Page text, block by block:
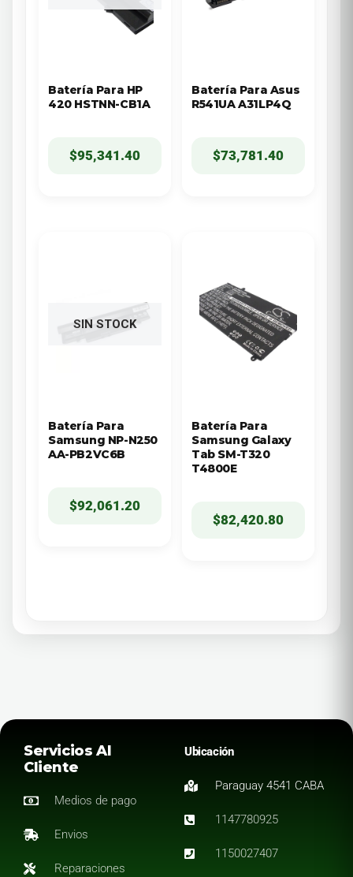
Batería Para HP
420 HSTNN-CB1A
$95,341.40
Batería Para Asus
R541UA A31LP4Q
$73,781.40
SIN STOCK
Batería Para
Samsung NP-N250
AA-PB2VC6B
$92,061.20
Batería Para
Samsung Galaxy
Tab SM-T320
T4800E
$82,420.80
Servicios Al
Cliente
Medios de pago
Envios
Reparaciones
Ubicación
Paraguay 4541 CABA
1147780925
1150027407